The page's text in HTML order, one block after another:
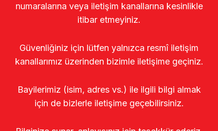
numaralarına veya iletişim kanallarına kesinlikle
itibar etmeyiniz.
Güvenliğiniz için lütfen yalnızca resmî iletişim
kanallarımız üzerinden bizimle iletişime geçiniz.
Bayilerimiz (isim, adres vs.) ile ilgili bilgi almak
için de bizlerle iletişime geçebilirsiniz.